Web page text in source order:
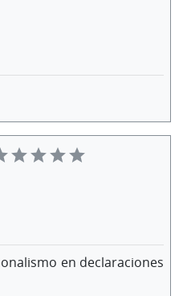
starstarstarstar
en declaraciones